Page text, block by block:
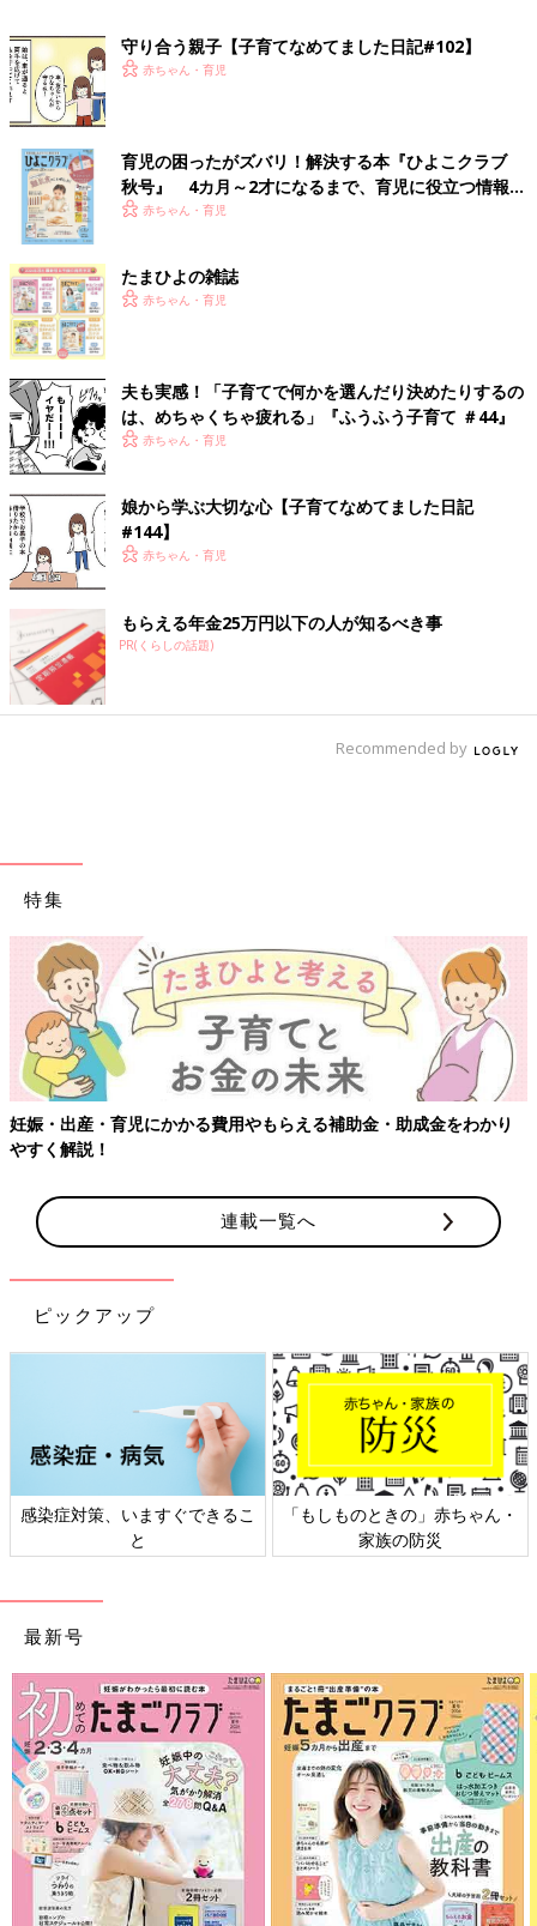
守り合う親子【子育てなめてました日記#102】
赤ちゃん・育児
育児の困ったがズバリ！解決する本『ひよこクラブ
秋号』 4カ月～2才になるまで、育児に役立つ情報が
いっぱい！
赤ちゃん・育児
たまひよの雑誌
赤ちゃん・育児
夫も実感！「子育てで何かを選んだり決めたりするの
は、めちゃくちゃ疲れる」『ふうふう子育て ＃44』
赤ちゃん・育児
娘から学ぶ大切な心【子育てなめてました日記
#144】
赤ちゃん・育児
もらえる年金25万円以下の人が知るべき事
PR(くらしの話題)
Recommended by
特集
妊娠・出産・育児にかかる費用やもらえる補助金・助成金をわかり
やすく解説！
連載一覧へ
ピックアップ
感染症対策、いますぐできるこ
と
「もしものときの」赤ちゃん・
家族の防災
最新号